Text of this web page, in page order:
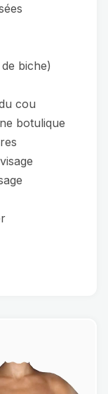
biche)
cou
botulique